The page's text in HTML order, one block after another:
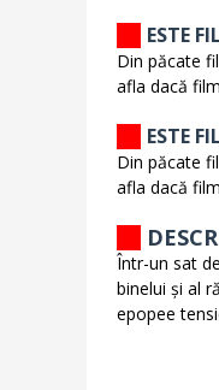
ESTE
Din păcate
afla dacă
ESTE
Din păcate
afla dacă
Într-un sat
binelui și al
epopee